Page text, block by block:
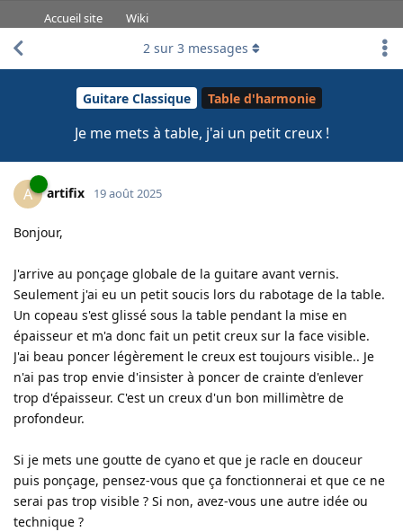
Accueil site Wiki
Guitare Classique Table d'harmonie
Je me mets à table, j'ai un petit creux !
2 sur 3 messages
A artifix 19 août 2025
Bonjour,
J'arrive au ponçage globale de la guitare avant vernis.
Seulement j'ai eu un petit soucis lors du rabotage de la table.
Un copeau s'est glissé sous la table pendant la mise en
épaisseur et m'a donc fait un petit creux sur la face visible.
J'ai beau poncer légèrement le creux est toujours visible.. Je
n'ai pas trop envie d'insister à poncer de crainte d'enlever
trop d'épaisseur. C'est un creux d'un bon millimètre de
profondeur.
Si je mets une goutte de cyano et que je racle en douceur
puis ponçage, pensez-vous que ça fonctionnerai et que ce ne
serai pas trop visible ? Si non, avez-vous une autre idée ou
technique ?